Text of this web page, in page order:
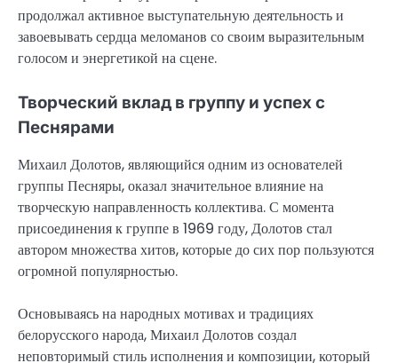
продолжал активное выступательную деятельность и
завоевывать сердца меломанов со своим выразительным
голосом и энергетикой на сцене.
Творческий вклад в группу и успех с
Песнярами
Михаил Долотов, являющийся одним из основателей
группы Песняры, оказал значительное влияние на
творческую направленность коллектива. С момента
присоединения к группе в 1969 году, Долотов стал
автором множества хитов, которые до сих пор пользуются
огромной популярностью.
Основываясь на народных мотивах и традициях
белорусского народа, Михаил Долотов создал
неповторимый стиль исполнения и композиции, который